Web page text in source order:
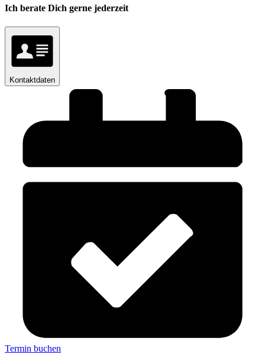
Ich berate Dich gerne jederzeit
Kontaktdaten
Termin buchen